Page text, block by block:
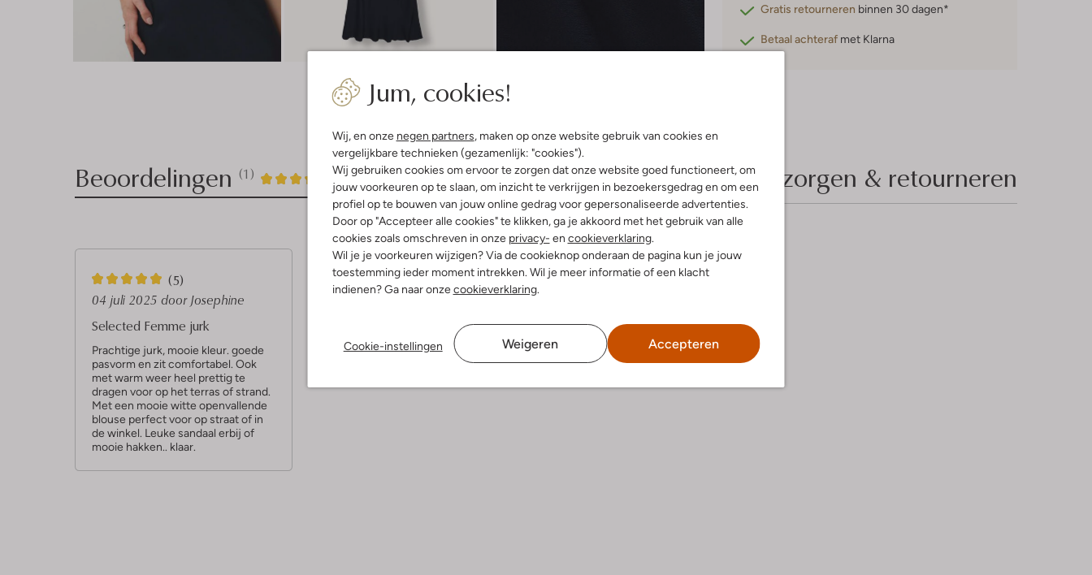
Jum, cookies!
Wij, en onze negen partners, maken op onze website gebruik van cookies en
vergelijkbare technieken (gezamenlijk: "cookies").
Wij gebruiken cookies om ervoor te zorgen dat onze website goed functioneert, om
jouw voorkeuren op te slaan, om inzicht te verkrijgen in bezoekersgedrag en om een
profiel op te bouwen van jouw online gedrag voor gepersonaliseerde advertenties.
Door op "Accepteer alle cookies" te klikken, ga je akkoord met het gebruik van alle
cookies zoals omschreven in onze privacy- en cookieverklaring.
Wil je je voorkeuren wijzigen? Via de cookieknop onderaan de pagina kun je jouw
toestemming ieder moment intrekken. Wil je meer informatie of een klacht
indienen? Ga naar onzecookieverklaring.
Cookie-instellingen Weigeren Accepteren
Gratis retourneren binnen 30 dagen*
Betaal achteraf met Klarna
Product informatie
Beoordelingen (1) 5 /5
1
5
Bezorgen & retourneren
5
S
t
e
r
r
e
n
(5)
04 juli 2025 door Josephine
Selected Femme jurk
Prachtige jurk, mooie kleur. goede
pasvorm en zit comfortabel. Ook
met warm weer heel prettig te
dragen voor op het terras of strand.
Met een mooie witte openvallende
blouse perfect voor op straat of in
de winkel. Leuke sandaal erbij of
mooie hakken.. klaar.